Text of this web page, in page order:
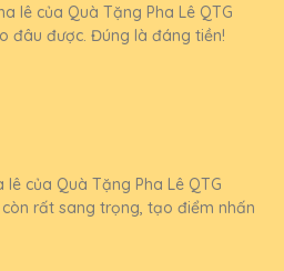
lê của Quà Tặng Pha Lê QTG
đâu được. Đúng là đáng tiền!
của Quà Tặng Pha Lê QTG
rất sang trọng, tạo điểm nhấn